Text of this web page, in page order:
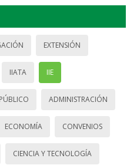
EXTENSIÓN
IIATA IIE
ADMINISTRACIÓN
ECONOMÍA CONVENIOS
CIENCIA Y TECNOLOGÍA